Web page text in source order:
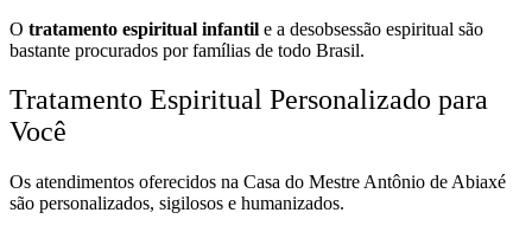
O tratamento espiritual infantil e a desobsessão espiritual são
bastante procurados por famílias de todo Brasil.
Tratamento Espiritual Personalizado para
Você
Os atendimentos oferecidos na Casa do Mestre Antônio de Abiaxé
são personalizados, sigilosos e humanizados.